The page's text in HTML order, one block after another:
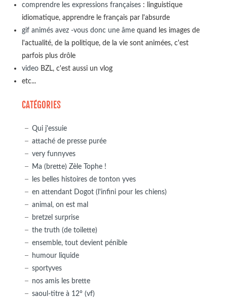
comprendre les expressions françaises: linguistique
idiomatique, apprendre le français par l'absurde
gif animés avez -vous donc une âmequand les images de
l'actualité, de la politique, de la vie sont animées, c'est
parfois plus drôle
videoBZL, c'est aussi un vlog
etc...
CATÉGORIES
Qui j'essuie
attaché de presse purée
very funnyves
Ma (brette) Zèle Tophe !
les belles histoires de tonton yves
en attendant Dogot (l'infini pour les chiens)
animal, on est mal
bretzel surprise
the truth (de toilette)
ensemble, tout devient pénible
humour liquide
sportyves
nos amis les brette
saoul-titre à 12° (vf)